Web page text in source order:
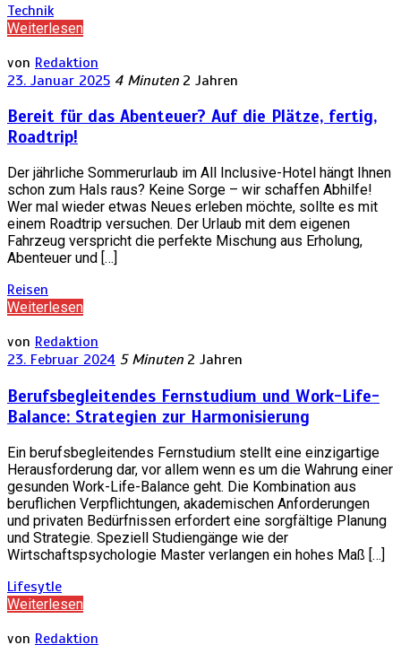
Technik
Weiterlesen
von Redaktion
23. Januar 2025 4 Minuten 2 Jahren
Bereit für das Abenteuer? Auf die Plätze, fertig,
Roadtrip!
Der jährliche Sommerurlaub im All Inclusive-Hotel hängt Ihnen
schon zum Hals raus? Keine Sorge – wir schaffen Abhilfe!
Wer mal wieder etwas Neues erleben möchte, sollte es mit
einem Roadtrip versuchen. Der Urlaub mit dem eigenen
Fahrzeug verspricht die perfekte Mischung aus Erholung,
Abenteuer und […]
Reisen
Weiterlesen
von Redaktion
23. Februar 2024 5 Minuten 2 Jahren
Berufsbegleitendes Fernstudium und Work-Life-
Balance: Strategien zur Harmonisierung
Ein berufsbegleitendes Fernstudium stellt eine einzigartige
Herausforderung dar, vor allem wenn es um die Wahrung einer
gesunden Work-Life-Balance geht. Die Kombination aus
beruflichen Verpflichtungen, akademischen Anforderungen
und privaten Bedürfnissen erfordert eine sorgfältige Planung
und Strategie. Speziell Studiengänge wie der
Wirtschaftspsychologie Master verlangen ein hohes Maß […]
Lifesytle
Weiterlesen
von Redaktion